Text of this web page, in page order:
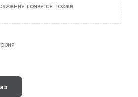
появятся позже